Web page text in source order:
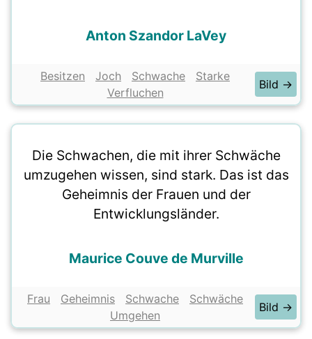
Anton Szandor LaVey
Besitzen Joch Schwache
Starke
Verfluchen
Bild →
Die Schwachen, die mit ihrer Schwäche
umzugehen wissen, sind stark. Das ist das
Geheimnis der Frauen und der
Entwicklungsländer.
Maurice Couve de Murville
Frau Geheimnis Schwache
Schwäche
Umgehen
Bild →